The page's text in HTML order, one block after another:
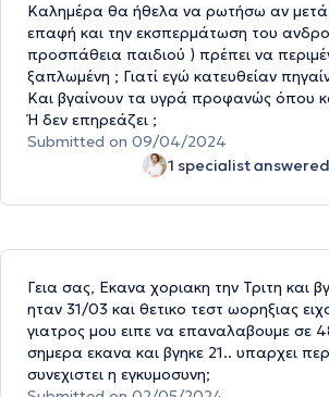
Καλημέρα θα ήθελα να ρωτήσω αν μετά
επαφή και την εκσπερμάτωση του
προσπάθεια παιδιού ) πρέπει να
ξαπλωμένη ; Γιατί εγώ κατευθείαν
Και βγαίνουν τα υγρά προφανώς όπου
Ή δεν επηρεάζει ;
Submitted on 09/04/2024
1 specialist answered
Γεια σας, Εκανα χοριακη την Τριτη και
ηταν 31/03 και θετικο τεστ ωορηξιας
γιατρος μου ειπε να επαναλαβουμε σε
σημερα εκανα και βγηκε 21.. υπαρχει
συνεχιστει η εγκυμοσυνη;